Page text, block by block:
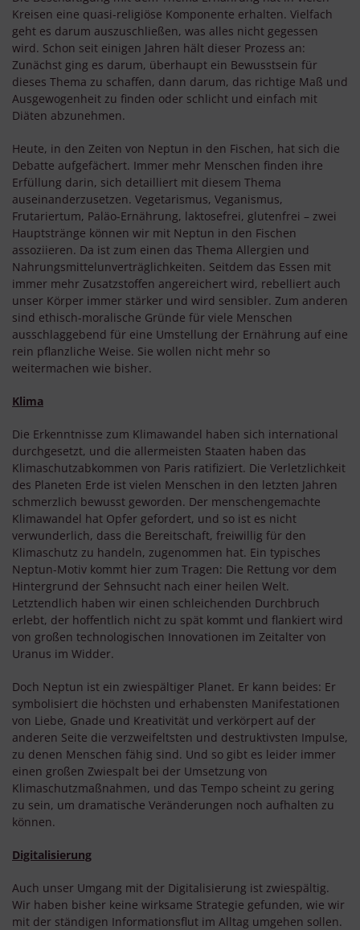
Kreisen eine quasi-religiöse Komponente erhalten. Vielfach
geht es darum auszuschließen, was alles nicht gegessen
wird. Schon seit einigen Jahren hält dieser Prozess an:
Zunächst ging es darum, überhaupt ein Bewusstsein für
dieses Thema zu schaffen, dann darum, das richtige Maß und
Ausgewogenheit zu finden oder schlicht und einfach mit
Diäten abzunehmen.
Heute, in den Zeiten von Neptun in den Fischen, hat sich die
Debatte aufgefächert. Immer mehr Menschen finden ihre
Erfüllung darin, sich detailliert mit diesem Thema
auseinanderzusetzen. Vegetarismus, Veganismus,
Frutariertum, Paläo-Ernährung, laktosefrei, glutenfrei – zwei
Hauptstränge können wir mit Neptun in den Fischen
assoziieren. Da ist zum einen das Thema Allergien und
Nahrungsmittelunverträglichkeiten. Seitdem das Essen mit
immer mehr Zusatzstoffen angereichert wird, rebelliert auch
unser Körper immer stärker und wird sensibler. Zum anderen
sind ethisch-moralische Gründe für viele Menschen
ausschlaggebend für eine Umstellung der Ernährung auf eine
rein pflanzliche Weise. Sie wollen nicht mehr so
weitermachen wie bisher.
Klima
Die Erkenntnisse zum Klimawandel haben sich international
durchgesetzt, und die allermeisten Staaten haben das
Klimaschutzabkommen von Paris ratifiziert. Die Verletzlichkeit
des Planeten Erde ist vielen Menschen in den letzten Jahren
schmerzlich bewusst geworden. Der menschengemachte
Klimawandel hat Opfer gefordert, und so ist es nicht
verwunderlich, dass die Bereitschaft, freiwillig für den
Klimaschutz zu handeln, zugenommen hat. Ein typisches
Neptun-Motiv kommt hier zum Tragen: Die Rettung vor dem
Hintergrund der Sehnsucht nach einer heilen Welt.
Letztendlich haben wir einen schleichenden Durchbruch
erlebt, der hoffentlich nicht zu spät kommt und flankiert wird
von großen technologischen Innovationen im Zeitalter von
Uranus im Widder.
Doch Neptun ist ein zwiespältiger Planet. Er kann beides: Er
symbolisiert die höchsten und erhabensten Manifestationen
von Liebe, Gnade und Kreativität und verkörpert auf der
anderen Seite die verzweifeltsten und destruktivsten Impulse,
zu denen Menschen fähig sind. Und so gibt es leider immer
einen großen Zwiespalt bei der Umsetzung von
Klimaschutzmaßnahmen, und das Tempo scheint zu gering
zu sein, um dramatische Veränderungen noch aufhalten zu
können.
Digitalisierung
Auch unser Umgang mit der Digitalisierung ist zwiespältig.
Wir haben bisher keine wirksame Strategie gefunden, wie wir
mit der ständigen Informationsflut im Alltag umgehen sollen.